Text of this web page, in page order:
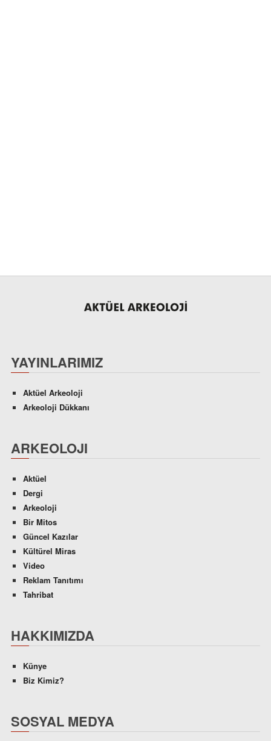
YAYINLARIMIZ
Aktüel Arkeoloji
Arkeoloji Dükkanı
ARKEOLOJI
Aktüel
Dergi
Arkeoloji
Bir Mitos
Güncel Kazılar
Kültürel Miras
Video
Reklam Tanıtımı
Tahribat
HAKKIMIZDA
Künye
Biz Kimiz?
SOSYAL MEDYA